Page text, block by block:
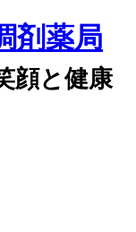
剤薬局
顔と健康